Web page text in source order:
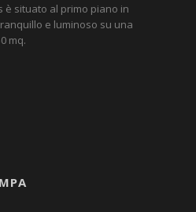
è situato al primo piano in
e luminoso su una
mq.